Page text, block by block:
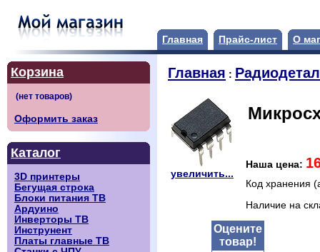
Главная Прайс-лист О
Корзина
Оформить заказ
Каталог
3D принтеры
Бегущая строка
Блоки питания ТВ
Ардуино
Инверторы ТВ
Инструнент
Платы главные ТВ
Главная :
увеличить...
Наша цена:
Код хранения
Наличие на
Оцените
товар!